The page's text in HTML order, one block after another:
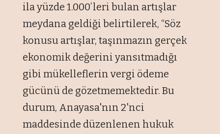
ila yüzde 1.000’leri bulan artışlar
meydana geldiği belirtilerek, “Söz
konusu artışlar, taşınmazın gerçek
ekonomik değerini yansıtmadığı
gibi mükelleflerin vergi ödeme
gücünü de gözetmemektedir. Bu
durum, Anayasa'nın 2'nci
maddesinde düzenlenen hukuk